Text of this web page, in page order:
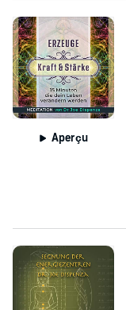
Aperçu